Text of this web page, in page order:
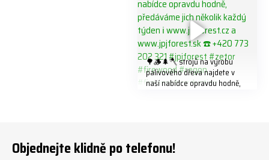
🌳🪵🌲🪓 strojů na výrobu
palivového dřeva najdete v
naší nabídce opravdu hodně,
#firewoodproduction
Objednejte klidně po telefonu!